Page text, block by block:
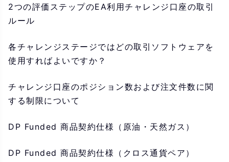
2つの評価ステップのEA利用チャレンジ口座の取引
ルール
各チャレンジステージではどの取引ソフトウェアを
使用すればよいですか？
チャレンジ口座のポジション数および注文件数に関
する制限について
DP Funded 商品契約仕様（原油・天然ガス）
DP Funded 商品契約仕様（クロス通貨ペア）